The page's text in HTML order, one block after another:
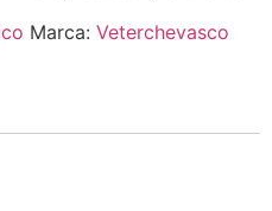
Marca: Veterchevasco